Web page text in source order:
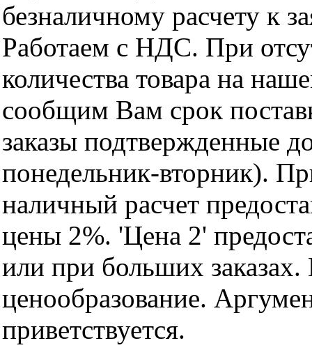
безналичному расчету к
Работаем с НДС. При
количества товара на
сообщим Вам срок
заказы подтвержденные
понедельник-вторник).
наличный расчет
цены 2%. 'Цена 2'
или при больших
ценообразование.
приветствуется.